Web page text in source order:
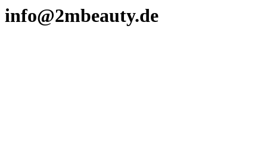
info@2mbeauty.de